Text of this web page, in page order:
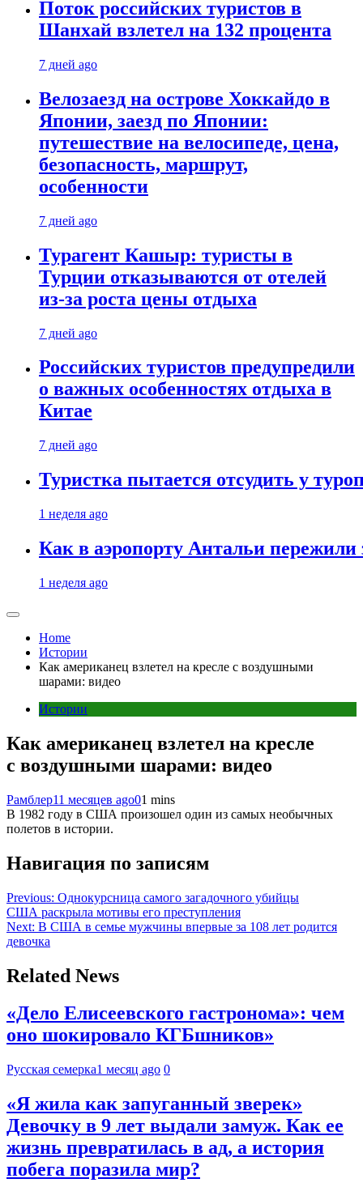
Поток российских туристов в
Шанхай взлетел на 132 процента
7 дней ago
Велозаезд на острове Хоккайдо в
Японии, заезд по Японии:
путешествие на велосипеде, цена,
безопасность, маршрут,
особенности
7 дней ago
Турагент Кашыр: туристы в
Турции отказываются от отелей
из-за роста цены отдыха
7 дней ago
Российских туристов предупредили
о важных особенностях отдыха в
Китае
7 дней ago
Туристка пытается отсудить у
1 неделя ago
Как в аэропорту Антальи
1 неделя ago
Home
Истории
Как американец взлетел на кресле с воздушными
шарами: видео
Истории
Как американец взлетел на кресле
с воздушными шарами: видео
Рамблер11 месяцев ago01 mins
В 1982 году в США произошел один из самых необычных
полетов в истории.
Навигация по записям
Previous: Однокурсница самого загадочного убийцы
США раскрыла мотивы его преступления
Next: В США в семье мужчины впервые за 108 лет родится
девочка
Related News
«Дело Елисеевского гастронома»: чем
оно шокировало КГБшников»
Русская семерка1 месяц ago 0
«Я жила как запуганный зверек»
Девочку в 9 лет выдали замуж. Как ее
жизнь превратилась в ад, а история
побега поразила мир?